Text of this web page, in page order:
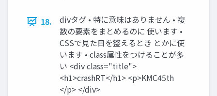
18.
divタグ • 特に意味はありません • 複
数の要素をまとめるのに 使います •
CSSで見た目を整えるとき とかに使
います • class属性をつけることが多
い <div class="title">
<h1>crashRT</h1> <p>KMC45th
</p> </div>